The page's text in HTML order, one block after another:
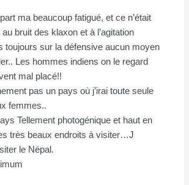
ma beaucoup fatigué, et ce n’était
bruit des klaxon et à l’agitation
toujours sur la défensive aucun moyen
Les hommes indiens on le regard
mal placé!!
pas un pays où j’irai toute seule
femmes..
Tellement photogénique et haut en
très beaux endroits à visiter…J
le Népal.